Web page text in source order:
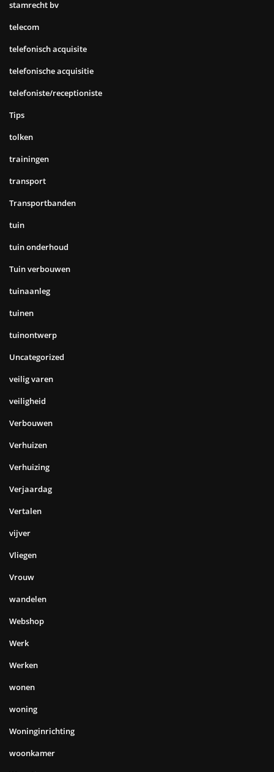
stamrecht bv
telecom
telefonisch acquisite
telefonische acquisitie
telefoniste/receptioniste
Tips
tolken
trainingen
transport
Transportbanden
tuin
tuin onderhoud
Tuin verbouwen
tuinaanleg
tuinen
tuinontwerp
Uncategorized
veilig varen
veiligheid
Verbouwen
Verhuizen
Verhuizing
Verjaardag
Vertalen
vijver
Vliegen
Vrouw
wandelen
Webshop
Werk
Werken
wonen
woning
Woninginrichting
woonkamer